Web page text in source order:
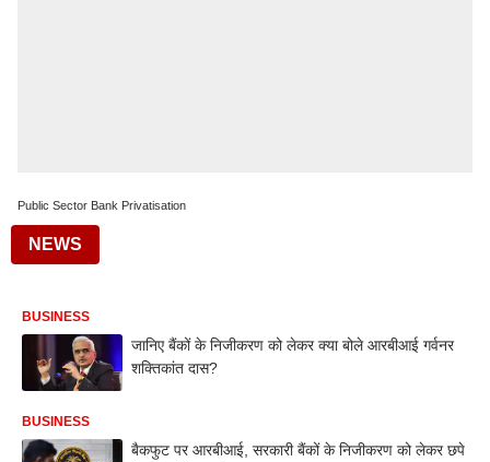
Public Sector Bank Privatisation
NEWS
BUSINESS
जानिए बैंकों के निजीकरण को लेकर क्या बोले आरबीआई गर्वनर
शक्तिकांत दास?
BUSINESS
बैकफुट पर आरबीआई, सरकारी बैंकों के निजीकरण को लेकर छपे